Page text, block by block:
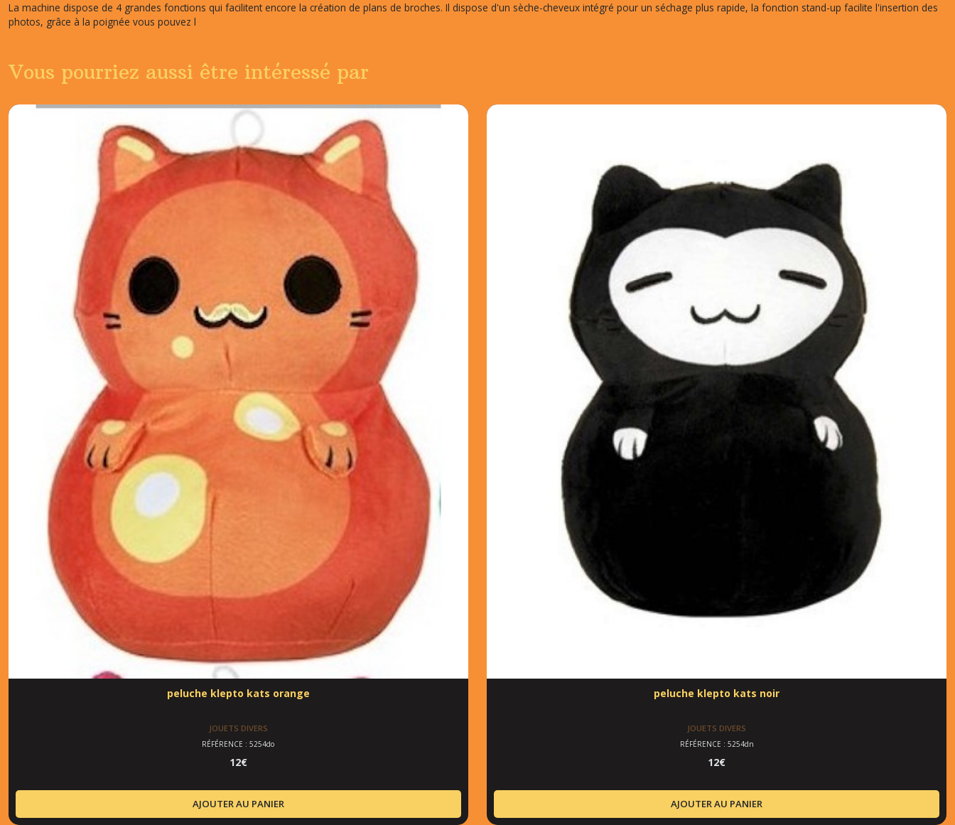
La machine dispose de 4 grandes fonctions qui facilitent encore la création de plans de broches. Il dispose d'un sèche-cheveux intégré pour un séchage plus rapide, la fonction stand-up facilite l'insertion des
photos, grâce à la poignée vous pouvez l
Vous pourriez aussi être intéressé par
peluche klepto kats orange
JOUETS DIVERS
RÉFÉRENCE : 5254do
12€
AJOUTER AU PANIER
peluche klepto kats noir
JOUETS DIVERS
RÉFÉRENCE : 5254dn
12€
AJOUTER AU PANIER